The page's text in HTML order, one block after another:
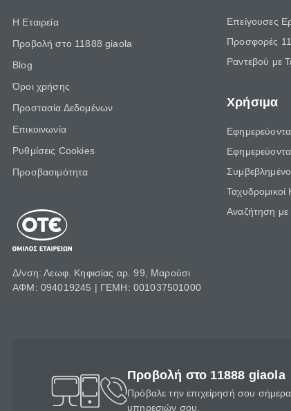
Η Εταιρεία
Προβολή στο 11888 giaola
Blog
Όροι χρήσης
Προστασία Δεδομένων
Επικοινωνία
Ρυθμίσεις Cookies
Προσβασιμότητα
Δ/νση: Λεωφ. Κηφισίας αρ. 99, Μαρούσι
ΑΦΜ: 094019245 | ΓΕΜΗ: 001037501000
Επείγουσες
Προσφορές
Ραντεβού με
Χρήσιμα
Ταχυδρομικοί
Αναζήτηση με
Προβολή στο 11888 giaola
Πρόβαλε την επιχείρησή σου
υπηρεσιών σου.